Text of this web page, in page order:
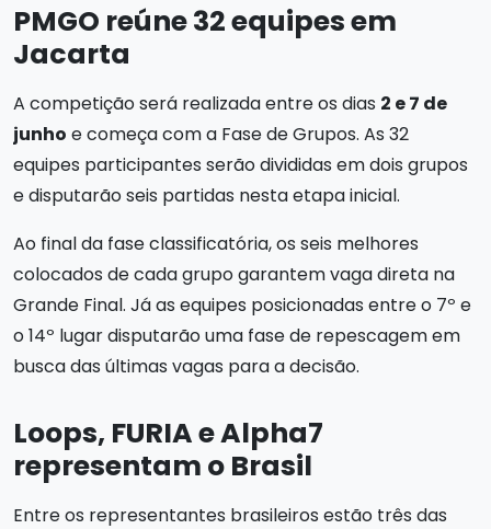
PMGO reúne 32 equipes em
Jacarta
A competição será realizada entre os dias 2 e 7 de
junho e começa com a Fase de Grupos. As 32
equipes participantes serão divididas em dois grupos
e disputarão seis partidas nesta etapa inicial.
Ao final da fase classificatória, os seis melhores
colocados de cada grupo garantem vaga direta na
Grande Final. Já as equipes posicionadas entre o 7º e
o 14º lugar disputarão uma fase de repescagem em
busca das últimas vagas para a decisão.
Loops, FURIA e Alpha7
representam o Brasil
Entre os representantes brasileiros estão três das